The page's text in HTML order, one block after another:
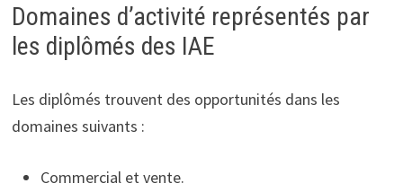
Domaines d’activité représentés par
les diplômés des IAE
Les diplômés trouvent des opportunités dans les
domaines suivants :
Commercial et vente.